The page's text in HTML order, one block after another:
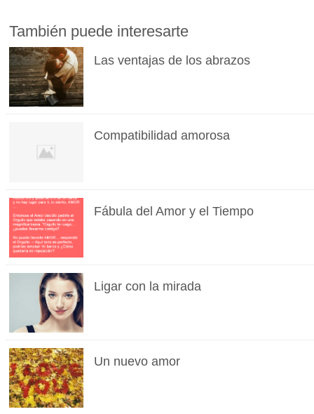
También puede interesarte
Las ventajas de los abrazos
Compatibilidad amorosa
Fábula del Amor y el Tiempo
Ligar con la mirada
Un nuevo amor